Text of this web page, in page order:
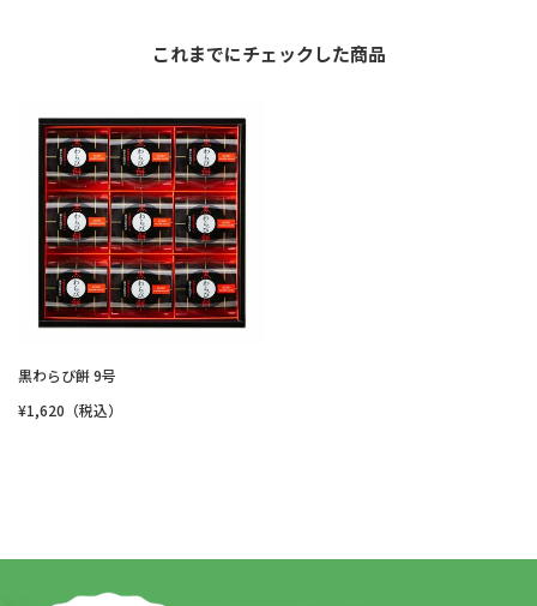
これまでにチェックした商品
黒わらび餅 9号
¥1,620（税込）